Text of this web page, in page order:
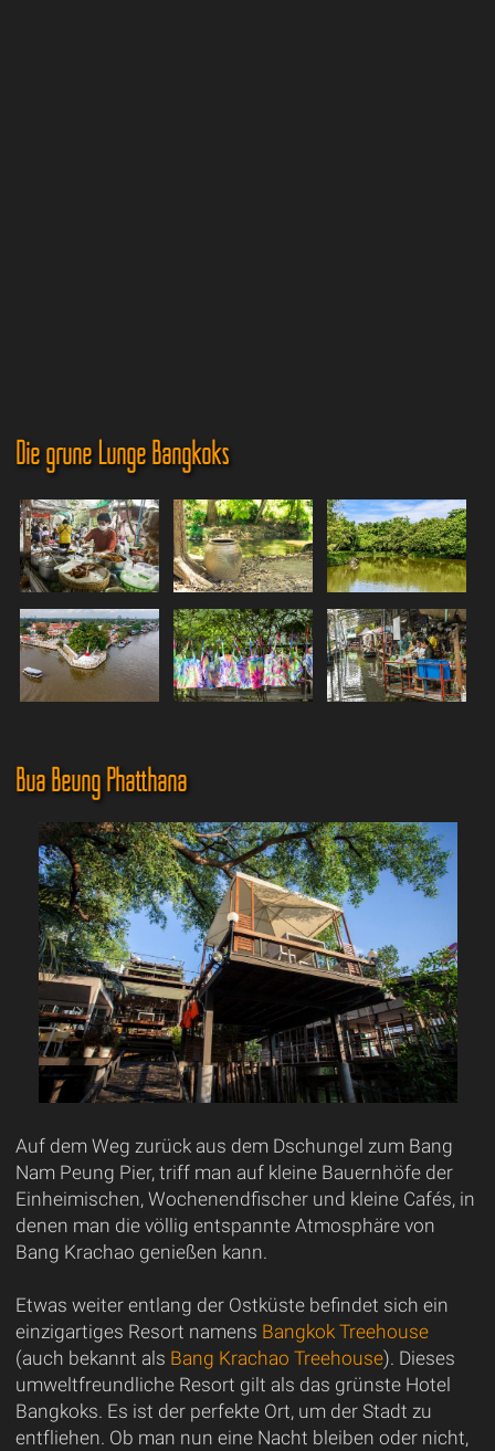
Die grüne Lunge Bangkoks
Bua Beung Phatthana
Auf dem Weg zurück aus dem Dschungel zum Bang
Nam Peung Pier, triff man auf kleine Bauernhöfe der
Einheimischen, Wochenendfischer und kleine Cafés, in
denen man die völlig entspannte Atmosphäre von
Bang Krachao genießen kann.
Etwas weiter entlang der Ostküste befindet sich ein
einzigartiges Resort namens Bangkok Treehouse
(auch bekannt als Bang Krachao Treehouse). Dieses
umweltfreundliche Resort gilt als das grünste Hotel
Bangkoks. Es ist der perfekte Ort, um der Stadt zu
entfliehen. Ob man nun eine Nacht bleiben oder nicht,